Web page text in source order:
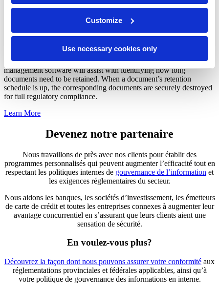
Customize
Use necessary cookies only
Learn More
Regulatory Compliance for the Financial Industry
of dealing with records retention schedules for your financial
institution at both the federal and local level. Our financial records
management software will assist with identifying how long
documents need to be retained. When a document’s retention
schedule is up, the corresponding documents are securely destroyed
for full regulatory compliance.
Learn More
Devenez notre partenaire
Nous travaillons de près avec nos clients pour établir des
programmes personnalisés qui peuvent augmenter l’efficacité tout en
respectant les politiques internes de gouvernance de l’information et
les exigences réglementaires du secteur.
Nous aidons les banques, les sociétés d’investissement, les émetteurs
de carte de crédit et toutes les entreprises connexes à augmenter leur
avantage concurrentiel en s’assurant que leurs clients aient une
sensation de sécurité.
En voulez-vous plus?
Découvrez la façon dont nous pouvons assurer votre conformité aux
réglementations provinciales et fédérales applicables, ainsi qu’à
votre politique de gouvernance des informations en interne.